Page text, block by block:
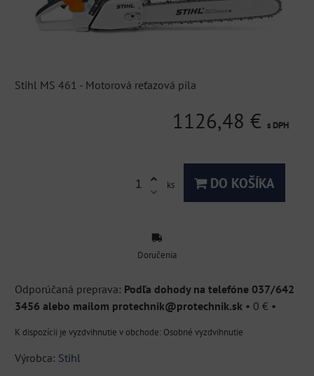
Stihl MS 461 - Motorová reťazová píla
1126,48 € s DPH
ks DO KOŠÍKA
Doručenia
Podľa dohody na telefóne 037/642
3456 alebo mailom protechnik@protechnik.sk • 0 € •
Osobné vyzdvihnutie
Výrobca: Stihl